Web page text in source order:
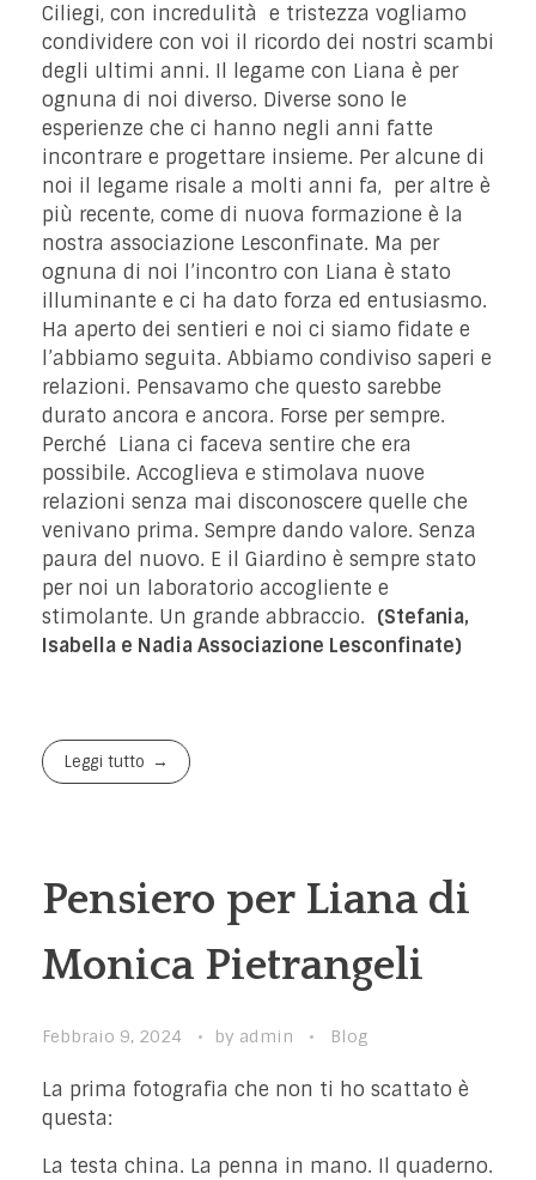
Ciliegi, con incredulità e tristezza vogliamo
condividere con voi il ricordo dei nostri scambi
degli ultimi anni. Il legame con Liana è per
ognuna di noi diverso. Diverse sono le
esperienze che ci hanno negli anni fatte
incontrare e progettare insieme. Per alcune di
noi il legame risale a molti anni fa, per altre è
più recente, come di nuova formazione è la
nostra associazione Lesconfinate. Ma per
ognuna di noi l’incontro con Liana è stato
illuminante e ci ha dato forza ed entusiasmo.
Ha aperto dei sentieri e noi ci siamo fidate e
l’abbiamo seguita. Abbiamo condiviso saperi e
relazioni. Pensavamo che questo sarebbe
durato ancora e ancora. Forse per sempre.
Perché Liana ci faceva sentire che era
possibile. Accoglieva e stimolava nuove
relazioni senza mai disconoscere quelle che
venivano prima. Sempre dando valore. Senza
paura del nuovo. E il Giardino è sempre stato
per noi un laboratorio accogliente e
stimolante. Un grande abbraccio. (Stefania,
Isabella e Nadia Associazione Lesconfinate)
Leggi tutto
Pensiero per Liana di
Monica Pietrangeli
Febbraio 9, 2024 by admin Blog
La prima fotografia che non ti ho scattato è
questa:
La testa china. La penna in mano. Il quaderno.